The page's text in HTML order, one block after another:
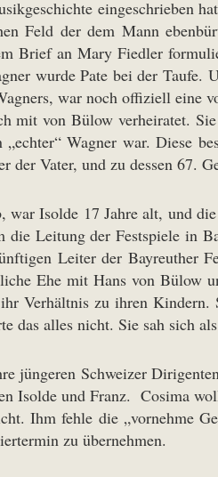
eingeschrieben
Feld der dem Mann
Brief an Mary Fiedler
wurde Pate bei der Taufe.
war noch offiziell eine
mit von Bülow verheiratet.
Wagner war. Diese
der Vater, und zu dessen 67.
war Isolde 17 Jahre alt, und
die Leitung der Festspiele in
Leiter der Bayreuther
Ehe mit Hans von Bülow
Verhältnis zu ihren Kindern.
das alles nicht. Sie sah sich
jüngeren Schweizer
Isolde und Franz. Cosima
Ihm fehle die „vornehme
zu übernehmen.